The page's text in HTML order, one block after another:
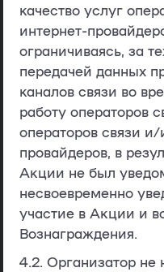
качество услуг
интернет-
ограничиваясь, за
передачей данных
каналов связи во
работу операторов
операторов связи
провайдеров, в
Акции не был
несвоевременно
участие в Акции и
Вознаграждения.
4.2. Организатор не